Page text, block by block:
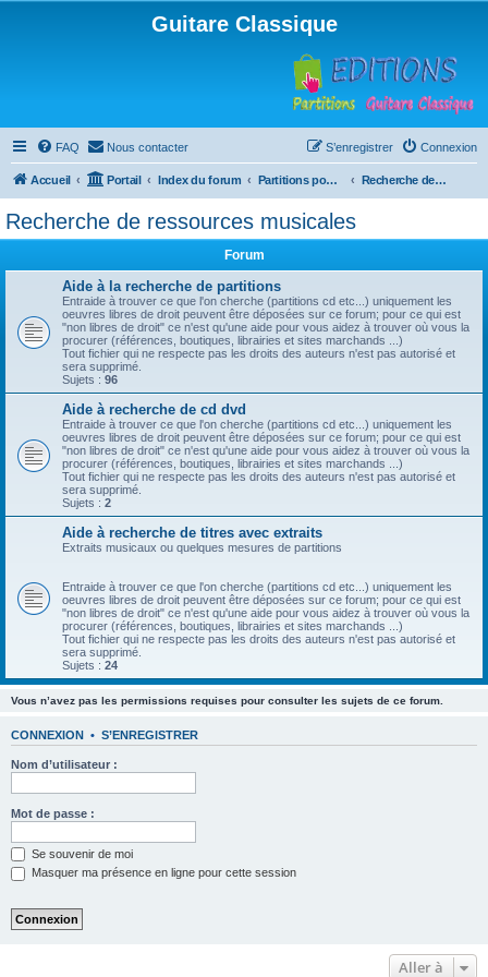
Guitare Classique
FAQ Nous contacter Connexion
S’enregistrer
Accueil Portail Index du forum Partitions pour guitare en libre téléchargement Recherche de ressources musicales
Recherche de ressources musicales
Forum
Aide à la recherche de partitions
Entraide à trouver ce que l'on cherche (partitions cd etc...) uniquement les
oeuvres libres de droit peuvent être déposées sur ce forum; pour ce qui est
"non libres de droit" ce n'est qu'une aide pour vous aidez à trouver où vous la
procurer (références, boutiques, librairies et sites marchands ...)
Tout fichier qui ne respecte pas les droits des auteurs n'est pas autorisé et
sera supprimé.
Sujets : 96
Aide à recherche de cd dvd
Entraide à trouver ce que l'on cherche (partitions cd etc...) uniquement les
oeuvres libres de droit peuvent être déposées sur ce forum; pour ce qui est
"non libres de droit" ce n'est qu'une aide pour vous aidez à trouver où vous la
procurer (références, boutiques, librairies et sites marchands ...)
Tout fichier qui ne respecte pas les droits des auteurs n'est pas autorisé et
sera supprimé.
Sujets : 2
Aide à recherche de titres avec extraits
Extraits musicaux ou quelques mesures de partitions
Entraide à trouver ce que l'on cherche (partitions cd etc...) uniquement les
oeuvres libres de droit peuvent être déposées sur ce forum; pour ce qui est
"non libres de droit" ce n'est qu'une aide pour vous aidez à trouver où vous la
procurer (références, boutiques, librairies et sites marchands ...)
Tout fichier qui ne respecte pas les droits des auteurs n'est pas autorisé et
sera supprimé.
Sujets : 24
Vous n’avez pas les permissions requises pour consulter les sujets de ce forum.
CONNEXION • S’ENREGISTRER
Nom d’utilisateur :
Mot de passe :
Se souvenir de moi
Masquer ma présence en ligne pour cette session
Aller à